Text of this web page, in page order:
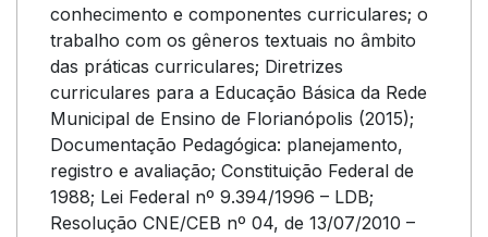
conhecimento e componentes curriculares; o
trabalho com os gêneros textuais no âmbito
das práticas curriculares; Diretrizes
curriculares para a Educação Básica da Rede
Municipal de Ensino de Florianópolis (2015);
Documentação Pedagógica: planejamento,
registro e avaliação; Constituição Federal de
1988; Lei Federal nº 9.394/1996 – LDB;
Resolução CNE/CEB nº 04, de 13/07/2010 –